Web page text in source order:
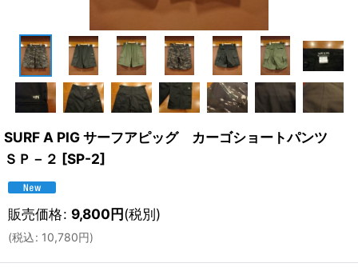
SURF A PIG サーフアピッグ カーゴショートパンツ
ＳＰ－２ [SP-2]
販売価格: 9,800円(税別)
(税込: 10,780円)